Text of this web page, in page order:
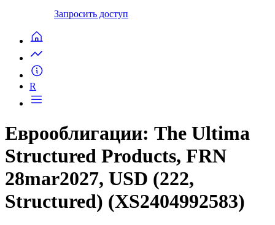
Запросить доступ
R
Еврооблигации: The Ultima
Structured Products, FRN
28mar2027, USD (222,
Structured) (XS2404992583)